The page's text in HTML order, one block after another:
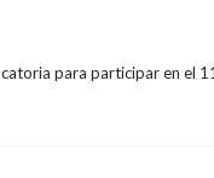
para participar en el